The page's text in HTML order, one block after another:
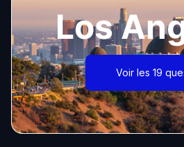
Los
Voir les 19